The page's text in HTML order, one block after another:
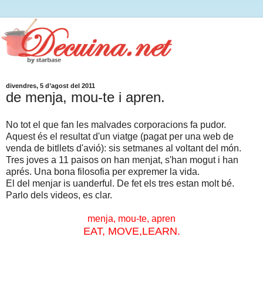
divendres, 5 d’agost del 2011
de menja, mou-te i apren.
No tot el que fan les malvades corporacions fa pudor.
Aquest és el resultat d'un viatge (pagat per una web de
venda de bitllets d'avió): sis setmanes al voltant del món.
Tres joves a 11 paisos on han menjat, s'han mogut i han
aprés. Una bona filosofia per expremer la vida.
El del menjar is uanderful. De fet els tres estan molt bé.
Parlo dels videos, es clar.
menja, mou-te, apren
EAT, MOVE,LEARN.